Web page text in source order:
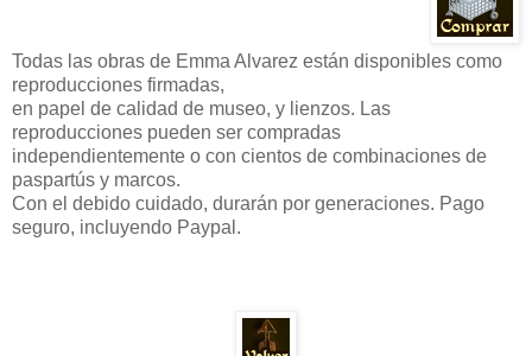
Todas las obras de Emma Alvarez están disponibles como
reproducciones firmadas,
en papel de calidad de museo, y lienzos. Las
reproducciones pueden ser compradas
independientemente o con cientos de combinaciones de
paspartús y marcos.
Con el debido cuidado, durarán por generaciones. Pago
seguro, incluyendo Paypal.